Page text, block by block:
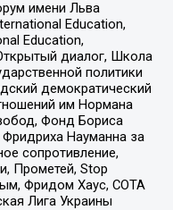
имени Льва
Education,
Education,
диалог, Школа
политики
демократический
им Нормана
Фонд Бориса
Науманна за
сопротивление,
Прометей, Stop
Фридом Хаус, СОТА
Лига Украины